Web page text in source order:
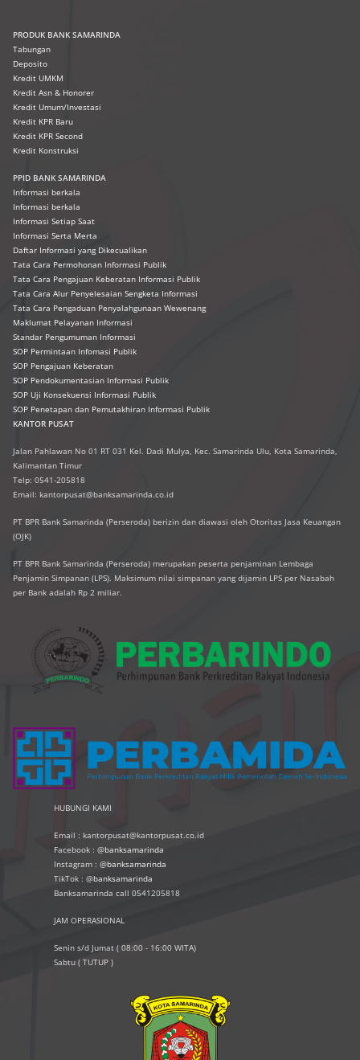
PRODUK BANK SAMARINDA
Tabungan
Deposito
Kredit UMKM
Kredit Asn & Honorer
Kredit Umum/Investasi
Kredit KPR Baru
Kredit KPR Second
Kredit Konstruksi
PPID BANK SAMARINDA
Informasi berkala
Informasi berkala
Informasi Setiap Saat
Informasi Serta Merta
Daftar Informasi yang Dikecualikan
Tata Cara Permohonan Informasi Publik
Tata Cara Pengajuan Keberatan Informasi Publik
Tata Cara Alur Penyelesaian Sengketa Informasi
Tata Cara Pengaduan Penyalahgunaan Wewenang
Maklumat Pelayanan Informasi
Standar Pengumuman Informasi
SOP Permintaan Infomasi Publik
SOP Pengajuan Keberatan
SOP Pendokumentasian Informasi Publik
SOP Uji Konsekuensi Informasi Publik
SOP Penetapan dan Pemutakhiran Informasi Publik
KANTOR PUSAT
Jalan Pahlawan No 01 RT 031 Kel. Dadi Mulya, Kec. Samarinda Ulu, Kota Samarinda,
Kalimantan Timur
Telp: 0541-205818
Email: kantorpusat@banksamarinda.co.id
PT BPR Bank Samarinda (Perseroda) berizin dan diawasi oleh Otoritas Jasa Keuangan
(OJK)
PT BPR Bank Samarinda (Perseroda) merupakan peserta penjaminan Lembaga
Penjamin Simpanan (LPS). Maksimum nilai simpanan yang dijamin LPS per Nasabah
per Bank adalah Rp 2 miliar.
HUBUNGI KAMI
Email : kantorpusat@kantorpusat.co.id
Facebook : @banksamarinda
Instagram : @banksamarinda
TikTok : @banksamarinda
Banksamarinda call 0541205818
JAM OPERASIONAL
Senin s/d Jumat ( 08:00 - 16:00 WITA)
Sabtu ( TUTUP )